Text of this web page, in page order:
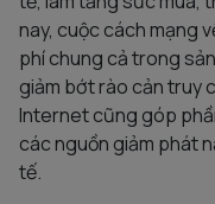
nay, cuộc cách mạng
phí chung cả trong
giảm bớt rào cản truy
Internet cũng góp
các nguồn giảm phát
tế.